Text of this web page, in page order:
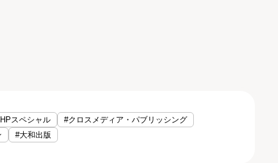
スペシャル
#クロスメディア・パブリッシング
#大和出版